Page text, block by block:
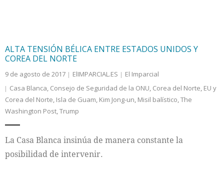
ALTA TENSIÓN BÉLICA ENTRE ESTADOS UNIDOS Y
COREA DEL NORTE
9 de agosto de 2017 ElIMPARCIAL.ES
El Imparcial
Casa Blanca, Consejo de Seguridad de la ONU, Corea del Norte, EU y
Corea del Norte, Isla de Guam, Kim Jong-un, Misil balístico,The
Washington Post,Trump
La Casa Blanca insinúa de manera constante la
posibilidad de intervenir.